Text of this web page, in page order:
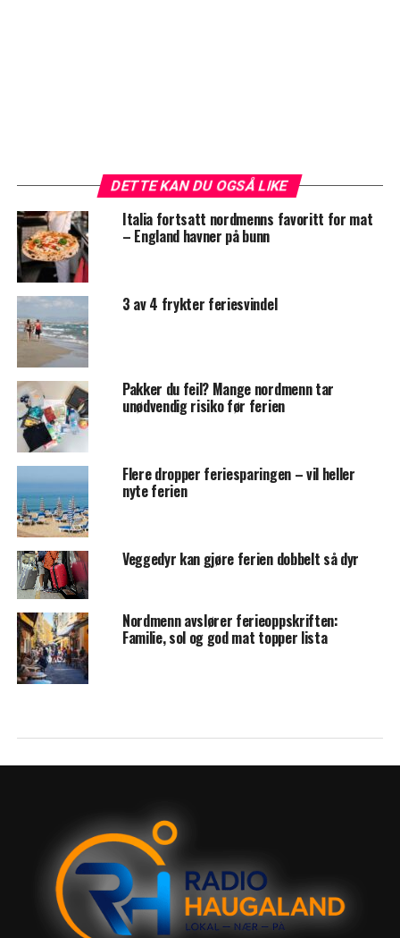
DETTE KAN DU OGSÅ LIKE
Italia fortsatt nordmenns favoritt for mat
– England havner på bunn
3 av 4 frykter feriesvindel
Pakker du feil? Mange nordmenn tar
unødvendig risiko før ferien
Flere dropper feriesparingen – vil heller
nyte ferien
Veggedyr kan gjøre ferien dobbelt så dyr
Nordmenn avslører ferieoppskriften:
Familie, sol og god mat topper lista